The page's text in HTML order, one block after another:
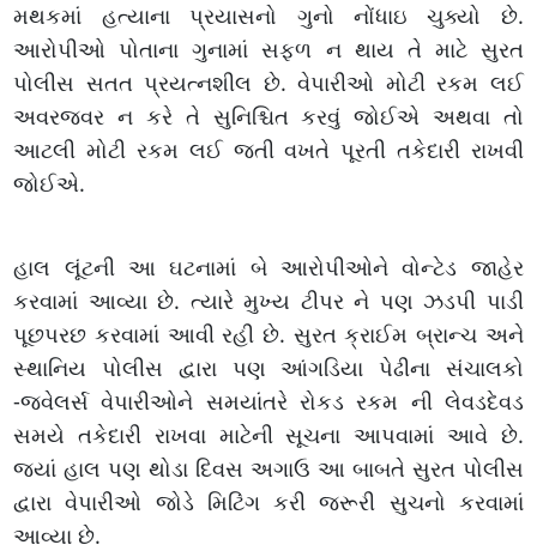
મથકમાં હત્યાના પ્રયાસનો ગુનો નોંધાઇ ચુક્યો છે.
આરોપીઓ પોતાના ગુનામાં સફળ ન થાય તે માટે સુરત
પોલીસ સતત પ્રયત્નશીલ છે. વેપારીઓ મોટી રકમ લઈ
અવરજવર ન કરે તે સુનિશ્ચિત કરવું જોઈએ અથવા તો
આટલી મોટી રકમ લઈ જતી વખતે પૂરતી તકેદારી રાખવી
જોઈએ.
હાલ લૂંટની આ ઘટનામાં બે આરોપીઓને વોન્ટેડ જાહેર
કરવામાં આવ્યા છે. ત્યારે મુખ્ય ટીપર ને પણ ઝડપી પાડી
પૂછપરછ કરવામાં આવી રહી છે. સુરત ક્રાઈમ બ્રાન્ચ અને
સ્થાનિય પોલીસ દ્વારા પણ આંગડિયા પેઢીના સંચાલકો
-જ્વેલર્સ વેપારીઓને સમયાંતરે રોકડ રકમ ની લેવડદેવડ
સમયે તકેદારી રાખવા માટેની સૂચના આપવામાં આવે છે.
જ્યાં હાલ પણ થોડા દિવસ અગાઉ આ બાબતે સુરત પોલીસ
દ્વારા વેપારીઓ જોડે મિટિંગ કરી જરૂરી સુચનો કરવામાં
આવ્યા છે.